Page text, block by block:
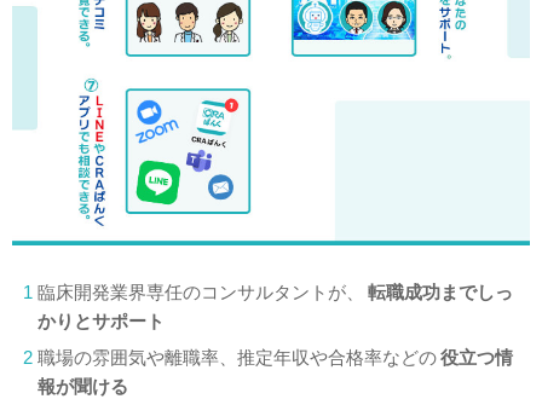
1 臨床開発業界専任のコンサルタントが、
転職成功までしっ
かりとサポート
2 職場の雰囲気や離職率、推定年収や合格率などの役立つ情
報が聞ける